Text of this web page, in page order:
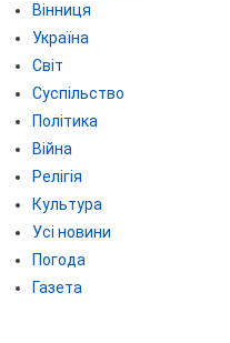
Вінниця
Україна
Світ
Суспільство
Політика
Війна
Релігія
Культура
Усі новини
Погода
Газета